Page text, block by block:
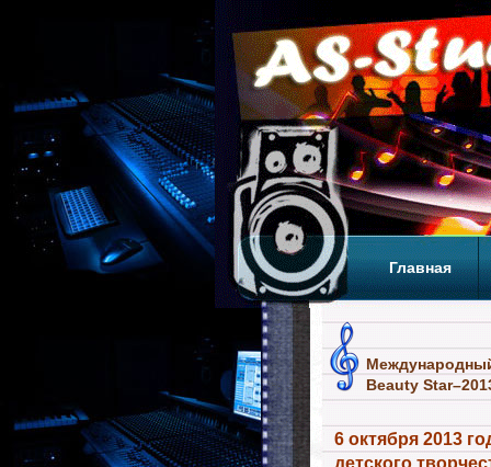
Главная
Beauty
6 октября 2013
детского